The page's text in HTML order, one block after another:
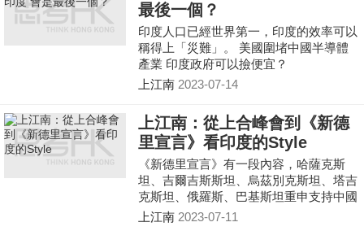
最後一個？
印度人口已經世界第一，印度的效率可以
稱得上「災難」。 美國圍堵中國半導體
產業 印度政府可以撿便宜？
上江南 2023-07-14
上江南：從上合峰會到《新德
里宣言》看印度的Style
《新德里宣言》有一段內容，哈薩克斯
坦、吉爾吉斯斯坦、烏茲別克斯坦、塔吉
克斯坦、俄羅斯、巴基斯坦重申支持中國
提出的「一帶一路」倡議，肯定各方為共
上江南 2023-07-11